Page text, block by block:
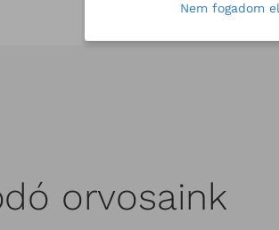
orvosaink
Nem fogadom el